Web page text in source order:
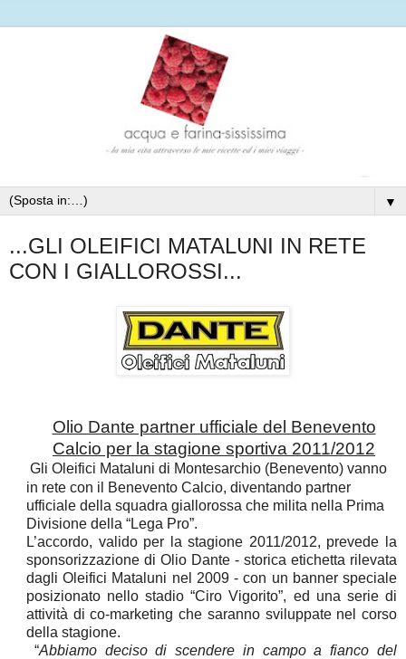
▼
...GLI OLEIFICI MATALUNI IN RETE
CON I GIALLOROSSI...
Olio Dante partner ufficiale del Benevento
Calcio per la stagione sportiva 2011/2012
Gli Oleifici Mataluni di Montesarchio (Benevento) vanno
in rete con il Benevento Calcio, diventando partner
ufficiale della squadra giallorossa che milita nella Prima
Divisione della “Lega Pro”.
L’accordo, valido per la stagione 2011/2012, prevede la
sponsorizzazione di Olio Dante - storica etichetta rilevata
dagli Oleifici Mataluni nel 2009 - con un banner speciale
posizionato nello stadio “Ciro Vigorito”, ed una serie di
attività di co-marketing che saranno sviluppate nel corso
della stagione.
“Abbiamo deciso di scendere in campo a fianco del